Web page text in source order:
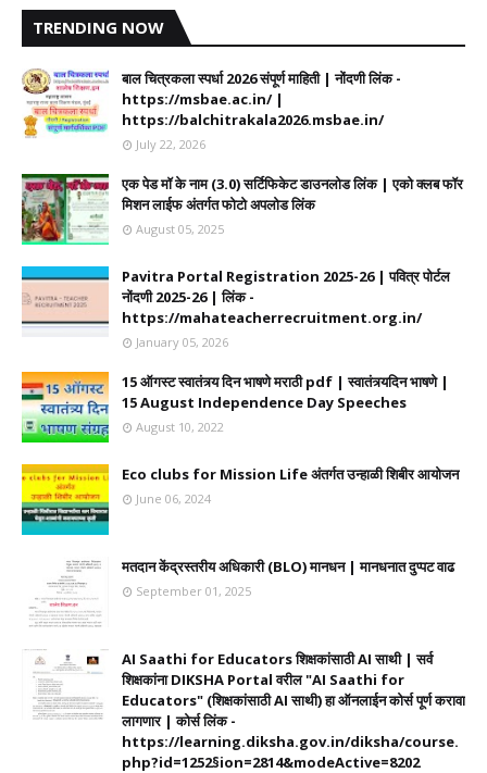
TRENDING NOW
बाल चित्रकला स्पर्धा 2026 संपूर्ण माहिती | नोंदणी लिंक -
https://msbae.ac.in/ |
https://balchitrakala2026.msbae.in/
July 22, 2026
एक पेड मॉ के नाम (3.0) सर्टिफिकेट डाउनलोड लिंक | एको क्लब फॉर
मिशन लाईफ अंतर्गत फोटो अपलोड लिंक
August 05, 2025
Pavitra Portal Registration 2025-26 | पवित्र पोर्टल
नोंदणी 2025-26 | लिंक -
https://mahateacherrecruitment.org.in/
January 05, 2026
15 ऑगस्ट स्वातंत्र्य दिन भाषणे मराठी pdf | स्वातंत्र्यदिन भाषणे |
15 August Independence Day Speeches
August 10, 2022
Eco clubs for Mission Life अंतर्गत उन्हाळी शिबीर आयोजन
June 06, 2024
मतदान केंद्रस्तरीय अधिकारी (BLO) मानधन | मानधनात दुप्पट वाढ
September 01, 2025
AI Saathi for Educators शिक्षकांसाठी AI साथी | सर्व
शिक्षकांना DIKSHA Portal वरील "AI Saathi for
Educators" (शिक्षकांसाठी AI साथी) हा ऑनलाईन कोर्स पूर्ण करावा
लागणार | कोर्स लिंक -
https://learning.diksha.gov.in/diksha/course.
php?id=1252§ion=2814&modeActive=8202